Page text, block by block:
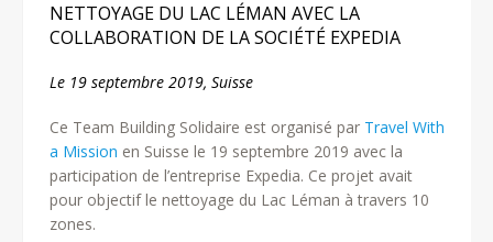
NETTOYAGE DU LAC LÉMAN AVEC LA
COLLABORATION DE LA SOCIÉTÉ EXPEDIA
Le 19 septembre 2019, Suisse
Ce Team Building Solidaire est organisé par Travel With
a Mission en Suisse le 19 septembre 2019 avec la
participation de l’entreprise Expedia. Ce projet avait
pour objectif le nettoyage du Lac Léman à travers 10
zones.